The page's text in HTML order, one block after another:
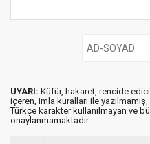
UYARI: Küfür, hakaret, rencide
içeren, imla kuralları ile yazılmamış,
Türkçe karakter kullanılmayan ve
onaylanmamaktadır.